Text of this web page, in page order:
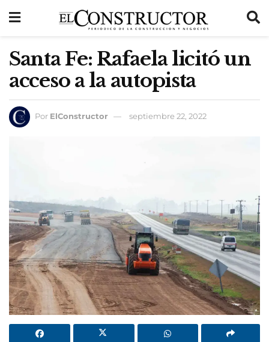
Santa Fe: Rafaela licitó un
acceso a la autopista
Por ElConstructor septiembre 22, 2022